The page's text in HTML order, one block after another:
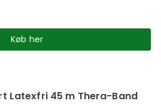
Køb her
Latexfri 45 m Thera-Band